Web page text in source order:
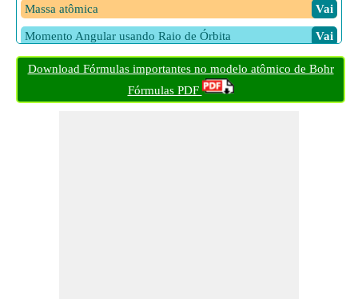
Massa atômica ​ Vai
Momento Angular usando Raio de Órbita ​ Vai
Mudança no número de onda da partícula em movimento ​ Vai
Número de elétrons na enésima camada
Download Fórmulas importantes no modelo atômico de Bohr
Fórmulas PDF